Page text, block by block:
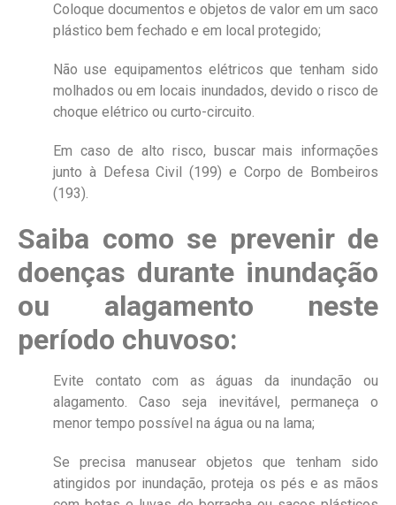
Coloque documentos e objetos de valor em um saco
plástico bem fechado e em local protegido;
Não use equipamentos elétricos que tenham sido
molhados ou em locais inundados, devido o risco de
choque elétrico ou curto-circuito.
Em caso de alto risco, buscar mais informações
junto à Defesa Civil (199) e Corpo de Bombeiros
(193).
Saiba como se prevenir de
doenças durante inundação
ou alagamento neste
período chuvoso:
Evite contato com as águas da inundação ou
alagamento. Caso seja inevitável, permaneça o
menor tempo possível na água ou na lama;
Se precisa manusear objetos que tenham sido
atingidos por inundação, proteja os pés e as mãos